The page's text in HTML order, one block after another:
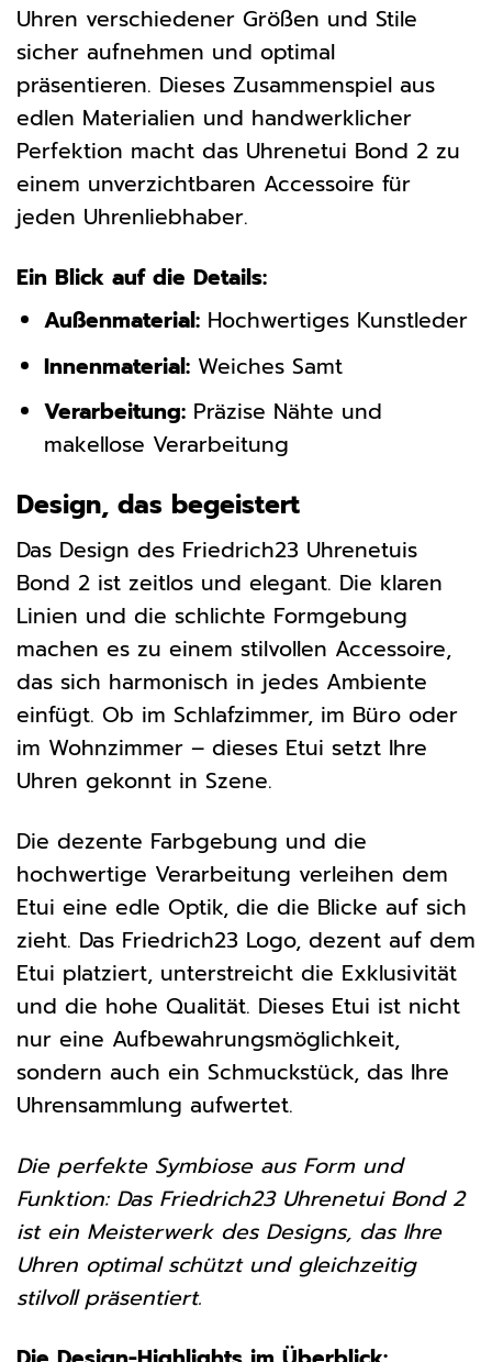
Uhren verschiedener Größen und Stile
sicher aufnehmen und optimal
präsentieren. Dieses Zusammenspiel aus
edlen Materialien und handwerklicher
Perfektion macht das Uhrenetui Bond 2 zu
einem unverzichtbaren Accessoire für
jeden Uhrenliebhaber.
Ein Blick auf die Details:
Außenmaterial:Hochwertiges Kunstleder
Innenmaterial:Weiches Samt
Verarbeitung:Präzise Nähte und
makellose Verarbeitung
Design, das begeistert
Das Design des Friedrich23 Uhrenetuis
Bond 2 ist zeitlos und elegant. Die klaren
Linien und die schlichte Formgebung
machen es zu einem stilvollen Accessoire,
das sich harmonisch in jedes Ambiente
einfügt. Ob im Schlafzimmer, im Büro oder
im Wohnzimmer – dieses Etui setzt Ihre
Uhren gekonnt in Szene.
Die dezente Farbgebung und die
hochwertige Verarbeitung verleihen dem
Etui eine edle Optik, die die Blicke auf sich
zieht. Das Friedrich23 Logo, dezent auf dem
Etui platziert, unterstreicht die Exklusivität
und die hohe Qualität. Dieses Etui ist nicht
nur eine Aufbewahrungsmöglichkeit,
sondern auch ein Schmuckstück, das Ihre
Uhrensammlung aufwertet.
Die perfekte Symbiose aus Form und
Funktion: Das Friedrich23 Uhrenetui Bond 2
ist ein Meisterwerk des Designs, das Ihre
Uhren optimal schützt und gleichzeitig
stilvoll präsentiert.